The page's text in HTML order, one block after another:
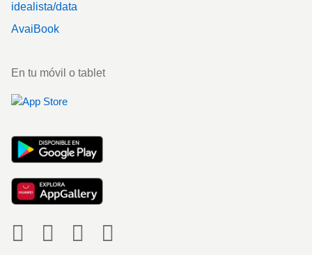
idealista/data
AvaiBook
En tu móvil o tablet